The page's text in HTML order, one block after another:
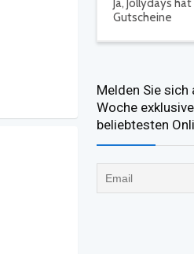
Ja, Jollydays
Gutscheine
Melden Sie sich
Woche
beliebtesten